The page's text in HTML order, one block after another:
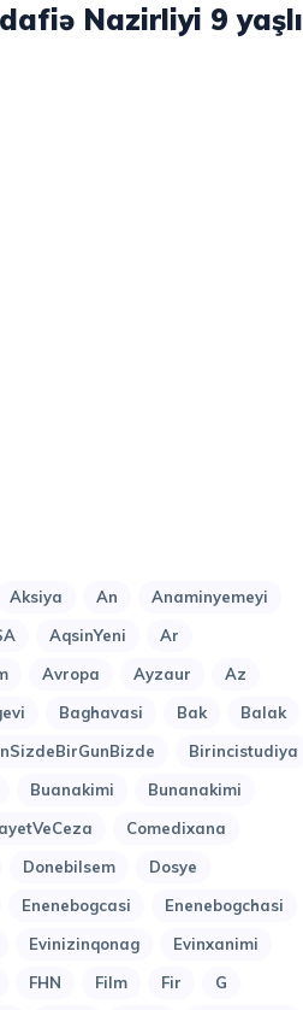
Nazirliyi 9 yaşlı
Aksiya An
Anaminyemeyi
AqsinYeni
Ar
Avropa Ayzaur
Az
Baghavasi Bak
Balak
Birincistudiya
Buanakimi
Bunanakimi
Comedixana
Donebilsem
Dosye
Enenebogcasi
Enenebogchasi
Evinizinqonag
Evinxanimi
FHN Film Fir
G